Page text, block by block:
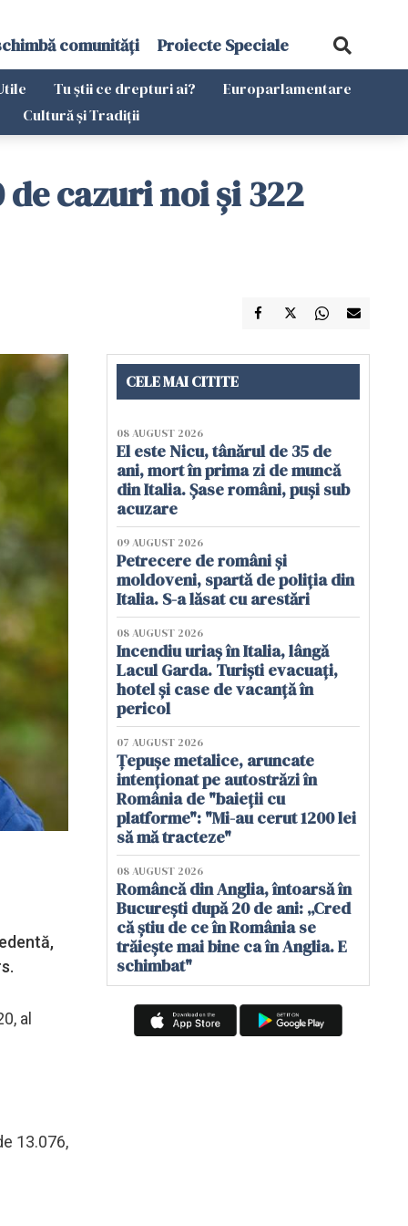
comunități Proiecte Speciale
Tu știi ce drepturi ai?
Europarlamentare
Cultură și Tradiții
cazuri noi și 322
al
13.076,
CELE MAI CITITE
08 AUGUST 2026
El este Nicu, tânărul de 35 de
ani, mort în prima zi de muncă
din Italia. Șase români, puși sub
acuzare
09 AUGUST 2026
Petrecere de români și
moldoveni, spartă de poliția din
Italia. S-a lăsat cu arestări
08 AUGUST 2026
Incendiu uriaș în Italia, lângă
Lacul Garda. Turiști evacuați,
hotel și case de vacanță în
pericol
07 AUGUST 2026
Țepușe metalice, aruncate
intenționat pe autostrăzi în
România de "baieții cu
platforme": "Mi-au cerut 1200 lei
să mă tracteze"
08 AUGUST 2026
Româncă din Anglia, întoarsă în
București după 20 de ani: „Cred
că știu de ce în România se
trăiește mai bine ca în Anglia. E
schimbat"